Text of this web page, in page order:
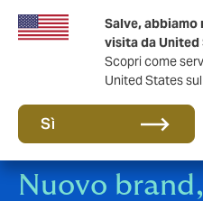
Salve,
visita da United
Scopri come
United States
Sì
anni di
Nuovo